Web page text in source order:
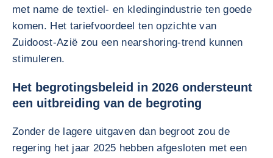
met name de textiel- en kledingindustrie ten goede
komen. Het tariefvoordeel ten opzichte van
Zuidoost-Azië zou een nearshoring-trend kunnen
stimuleren.
Het begrotingsbeleid in 2026 ondersteunt
een uitbreiding van de begroting
Zonder de lagere uitgaven dan begroot zou de
regering het jaar 2025 hebben afgesloten met een